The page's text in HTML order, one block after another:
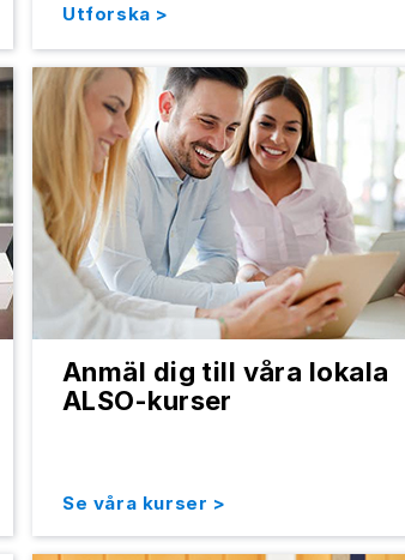
Utforska >
Anmäl dig till våra lokala
ALSO-kurser
Se våra kurser >